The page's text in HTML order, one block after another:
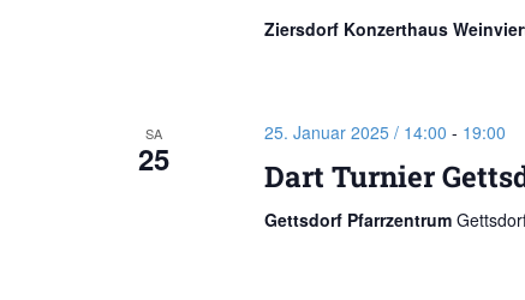
Ziersdorf Konzerthaus
SA
25
25. Januar 2025 / 14:00 - 19:00
Dart Turnier
Gettsdorf Pfarrzentrum